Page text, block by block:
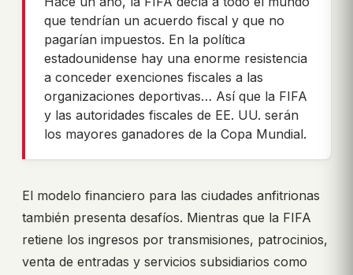
que tendrían un acuerdo fiscal y que no
pagarían impuestos. En la política
estadounidense hay una enorme resistencia
a conceder exenciones fiscales a las
organizaciones deportivas… Así que la FIFA
y las autoridades fiscales de EE. UU. serán
los mayores ganadores de la Copa Mundial.
El modelo financiero para las ciudades anfitrionas
también presenta desafíos. Mientras que la FIFA
retiene los ingresos por transmisiones, patrocinios,
venta de entradas y servicios subsidiarios como